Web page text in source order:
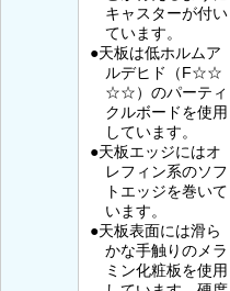
キャスターが付い
ています。
●天板は低ホルムア
ルデヒド（F☆☆
☆☆）のパーティ
クルボードを使用
しています。
●天板エッジにはオ
レフィン系のソフ
トエッジを巻いて
います。
●天板表面には滑ら
かな手触りのメラ
ミン化粧板を使用